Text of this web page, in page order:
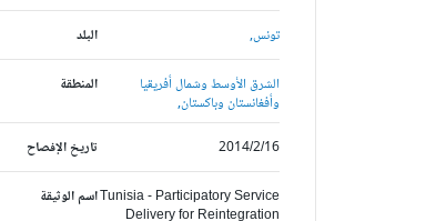
البلد تونس,
المنطقة
الشرق الأوسط وشمال أفريقيا
وأفغانستان وباكستان,
تاريخ الإفصاح
2014/2/16
اسم الوثيقةTunisia - Participatory Service
Delivery for Reintegration